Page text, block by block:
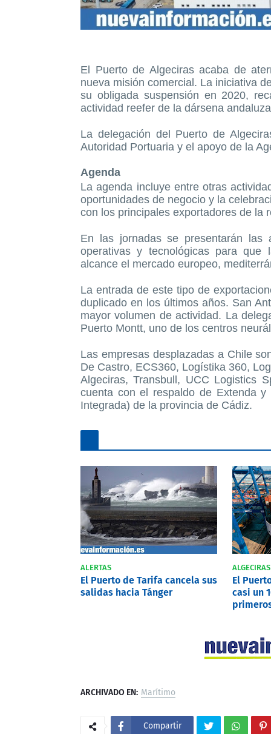
El Puerto de Algeciras acaba de
nueva misión comercial. La iniciativa
su obligada suspensión en 2020,
actividad reefer de la dársena
La delegación del Puerto de
Autoridad Portuaria y el apoyo de la
Agenda
La agenda incluye entre otras
oportunidades de negocio y la
con los principales exportadores de la
En las jornadas se presentarán las
operativas y tecnológicas para
alcance el mercado europeo,
La entrada de este tipo de
duplicado en los últimos años. San
mayor volumen de actividad. La
Puerto Montt, uno de los centros
Las empresas desplazadas a Chile
De Castro, ECS360, Logístika 360,
Algeciras, Transbull, UCC Logistics
cuenta con el respaldo de Extenda
Integrada) de la provincia de Cádiz.
ALERTAS
El Puerto de Tarifa cancela sus
salidas hacia Tánger
ALGECIRAS
El
casi un
ARCHIVADO EN: Marítimo
Compartir